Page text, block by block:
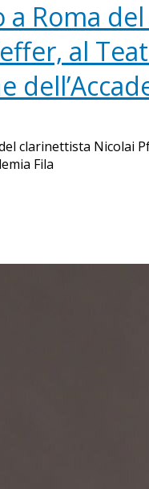
Roma
al
clarinettista Nicolai
Fila